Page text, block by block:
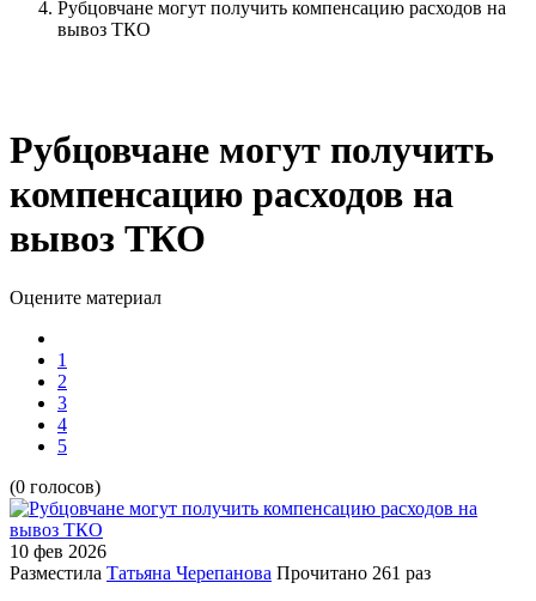
Рубцовчане могут получить компенсацию расходов на
вывоз ТКО
Рубцовчане могут получить
компенсацию расходов на
вывоз ТКО
Оцените материал
1
2
3
4
5
(0 голосов)
10 фев 2026
Разместила Татьяна Черепанова Прочитано 261 раз